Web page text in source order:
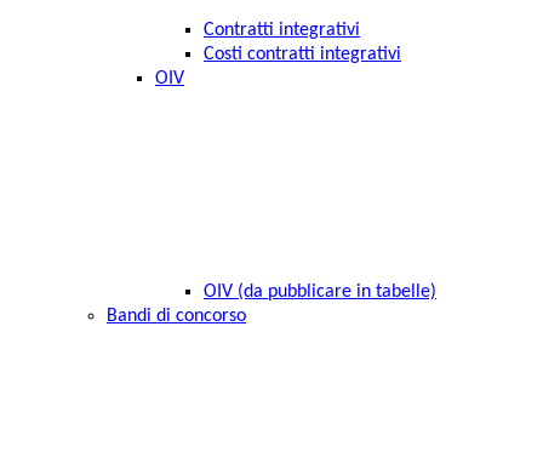
Contratti integrativi
Costi contratti integrativi
OIV
OIV (da pubblicare in tabelle)
Bandi di concorso